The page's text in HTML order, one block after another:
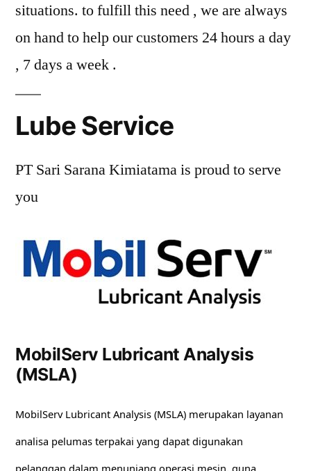
situations. to fulfill this need , we are always
on hand to help our customers 24 hours a day
, 7 days a week .
Lube Service
PT Sari Sarana Kimiatama is proud to serve
you
MobilServ Lubricant Analysis
(MSLA)
MobilServ Lubricant Analysis (MSLA) merupakan layanan
analisa pelumas terpakai yang dapat digunakan